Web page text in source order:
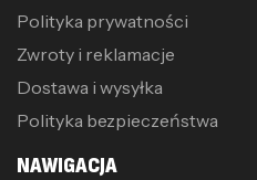
Polityka prywatności
Zwroty i reklamacje
Dostawa i wysyłka
Polityka bezpieczeństwa
NAWIGACJA